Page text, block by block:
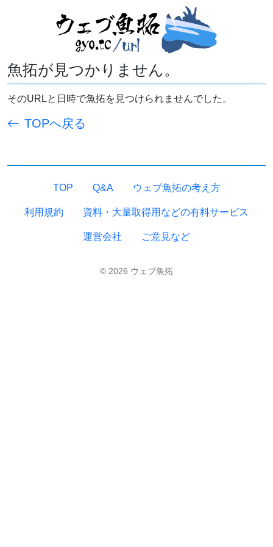
魚拓が見つかりません。
そのURLと日時で魚拓を見つけられませんでした。
TOPへ戻る
TOP Q&A ウェブ魚拓の考え方
利用規約 資料・大量取得用などの有料サービス
運営会社 ご意見など
© 2026 ウェブ魚拓